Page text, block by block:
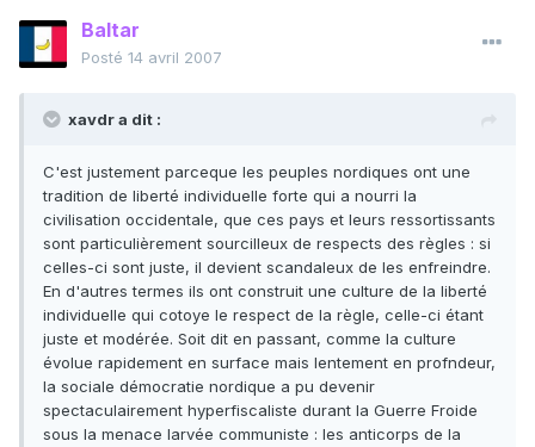
Baltar
Posté 14 avril 2007
xavdr a dit :
C'est justement parceque les peuples nordiques ont une
tradition de liberté individuelle forte qui a nourri la
civilisation occidentale, que ces pays et leurs ressortissants
sont particulièrement sourcilleux de respects des règles : si
celles-ci sont juste, il devient scandaleux de les enfreindre.
En d'autres termes ils ont construit une culture de la liberté
individuelle qui cotoye le respect de la règle, celle-ci étant
juste et modérée. Soit dit en passant, comme la culture
évolue rapidement en surface mais lentement en profndeur,
la sociale démocratie nordique a pu devenir
spectaculairement hyperfiscaliste durant la Guerre Froide
sous la menace larvée communiste : les anticorps de la